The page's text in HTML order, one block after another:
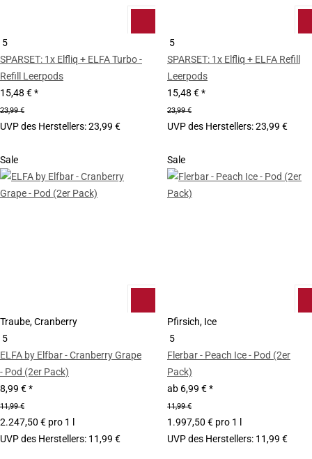
5
SPARSET: 1x Elfliq + ELFA Turbo -
Refill Leerpods
15,48 €*
23,99 €
UVP des Herstellers:23,99 €
5
SPARSET: 1x Elfliq + ELFA Refill
Leerpods
15,48 €*
23,99 €
UVP des Herstellers:23,99 €
Sale
Traube, Cranberry
5
ELFA by Elfbar - Cranberry Grape
- Pod (2er Pack)
8,99 €*
11,99 €
2.247,50 € pro 1 l
UVP des Herstellers: 11,99 €
Sale
Pfirsich, Ice
5
Flerbar - Peach Ice - Pod (2er
Pack)
ab 6,99 €*
11,99 €
1.997,50 € pro 1 l
UVP des Herstellers: 11,99 €